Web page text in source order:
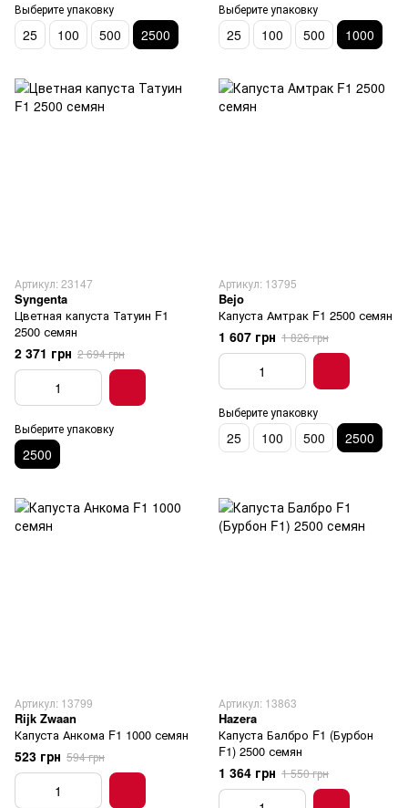
Выберите упаковку
25 100 500 2500
Выберите упаковку
25 100 500 1000
Артикул: 23147
Syngenta
Цветная капуста Татуин F1
2500 семян
2 371 грн 2 694 грн
Выберите упаковку
2500
Артикул: 13795
Bejo
Капуста Амтрак F1 2500 семян
1 607 грн 1 826 грн
Выберите упаковку
25 100 500 2500
Артикул: 13799
Rijk Zwaan
Капуста Анкома F1 1000 семян
523 грн 594 грн
Артикул: 13863
Hazera
Капуста Балбро F1 (Бурбон
F1) 2500 семян
1 364 грн 1 550 грн